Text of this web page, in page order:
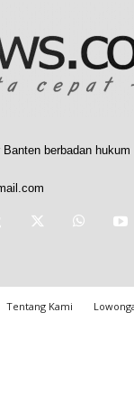
berbadan
Tentang Kami